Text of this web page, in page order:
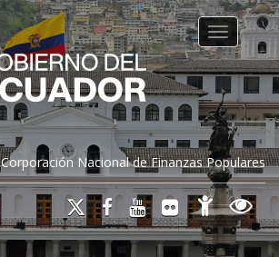
Corporación Nacional de Finanzas Populares
Toggle